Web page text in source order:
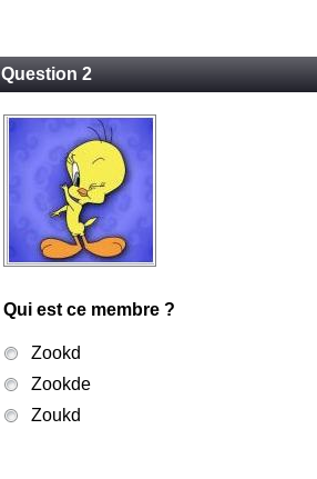
Question 2
Qui est ce membre ?
Zookd
Zookde
Zoukd